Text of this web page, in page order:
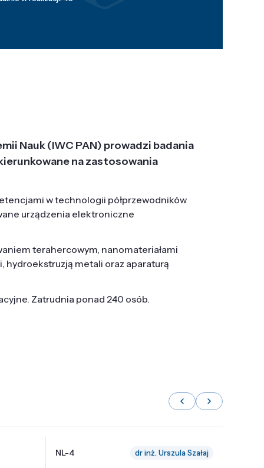
Nauk (IWC PAN) prowadzi badania
na zastosowania
w technologii półprzewodników
urządzenia elektroniczne
terahercowym, nanomateriałami
hydroekstruzją metali oraz aparaturą
Zatrudnia ponad 240 osób.
NL-4 dr inż. Urszula Szałaj